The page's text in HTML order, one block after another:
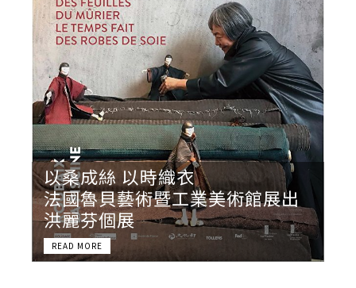
以桑成絲 以時織衣
法國魯貝藝術暨工業美術館展出
洪麗芬個展